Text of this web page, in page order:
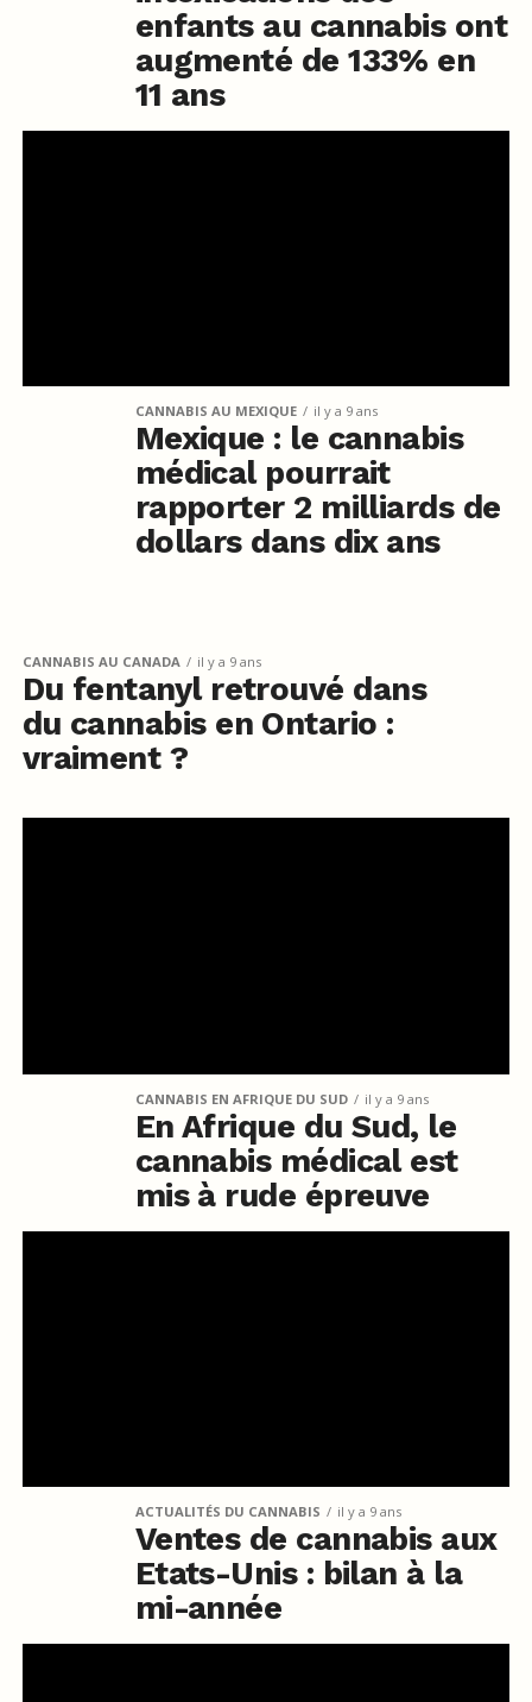
enfants au cannabis ont
augmenté de 133% en
11 ans
CANNABIS AU MEXIQUE il y a 9 ans
Mexique : le cannabis
médical pourrait
rapporter 2 milliards de
dollars dans dix ans
CANNABIS AU CANADA il y a 9 ans
Du fentanyl retrouvé dans
du cannabis en Ontario :
vraiment ?
CANNABIS EN AFRIQUE DU SUD il y a 9 ans
En Afrique du Sud, le
cannabis médical est
mis à rude épreuve
ACTUALITÉS DU CANNABIS il y a 9 ans
Ventes de cannabis aux
Etats-Unis : bilan à la
mi-année